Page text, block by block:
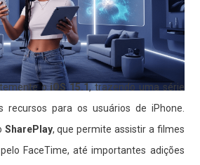
oiOS 15.1, trazendo uma série
recursos para os usuários de iPhone.
SharePlay, que permite assistir a filmes
FaceTime, até importantes adições